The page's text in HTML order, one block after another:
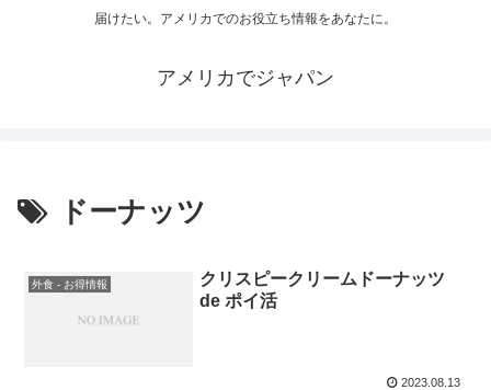
届けたい。アメリカでのお役立ち情報をあなたに。
アメリカでジャパン
ドーナッツ
外食 - お得情報
クリスピークリームドーナッツ
de ポイ活
2023.08.13